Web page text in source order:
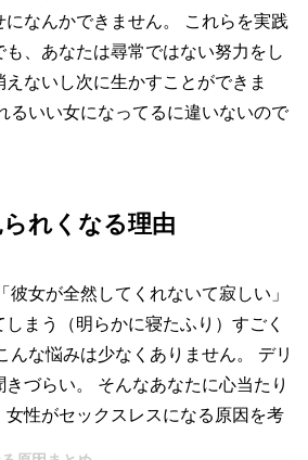
になんかできません。 これらを実践
も、あなたは尋常ではない努力をし
ないし次に生かすことができま
るいい女になってるに違いないので
れくなる理由
彼女が全然してくれないて寂しい」
しまう（明らかに寝たふり）すごく
んな悩みは少なくありません。 デリ
づらい。 そんなあなたに心当たり
女性がセックスレスになる原因を考